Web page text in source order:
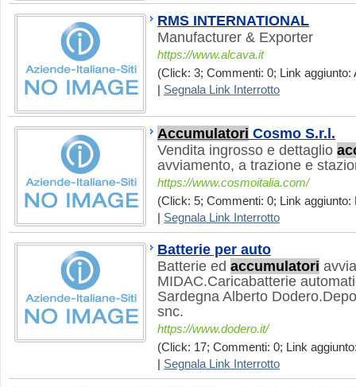
RMS INTERNATIONAL
Manufacturer & Exporter
https://www.alcava.it
(Click: 3; Commenti: 0; Link aggiunto:
Segnala Link Interrotto
Accumulatori Cosmo S.r.l.
Vendita ingrosso e dettaglio
avviamento, a trazione e
https://www.cosmoitalia.com/
(Click: 5; Commenti: 0; Link aggiunto:
Segnala Link Interrotto
Batterie per auto
Batterie ed accumulatori
MIDAC.Caricabatterie
Sardegna Alberto
snc.
https://www.dodero.it/
(Click: 17; Commenti: 0; Link
Segnala Link Interrotto